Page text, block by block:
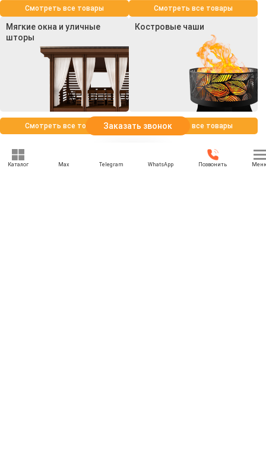
Смотреть все товары Смотреть все товары
Мягкие окна и уличные
шторы
Смотреть все товары
Костровые чаши
Смотреть все товары
Заказать звонок
Каталог Max Telegram WhatsApp Позвонить